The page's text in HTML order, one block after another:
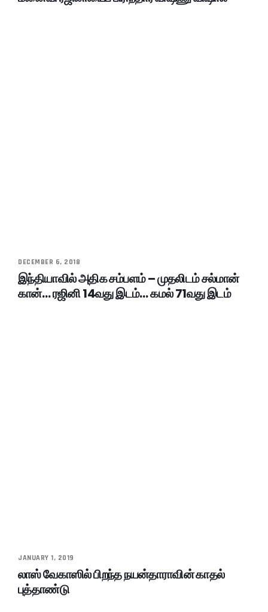
DECEMBER 6, 2018
இந்தியாவில் அதிக சம்பளம் – முதலிடம் சல்மான்
கான்… ரஜினி 14வது இடம்… கமல் 71வது இடம்
JANUARY 1, 2019
லாஸ் வேகாஸில் பிறந்த நயன்தாராவின் காதல்
புத்தாண்டு